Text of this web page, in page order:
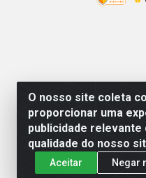
O nosso site coleta
proporcionar uma
publicidade
qualidade do nosso
Aceitar Negar